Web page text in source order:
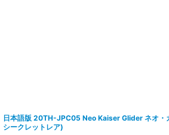
日本語版 20TH-JPC05 Neo Kaiser Glider ネオ・
シークレットレア)